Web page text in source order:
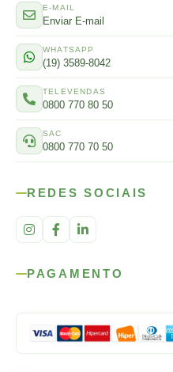
E-MAIL
Enviar E-mail
WHATSAPP
(19) 3589-8042
TELEVENDAS
0800 770 80 50
SAC
0800 770 70 50
REDES SOCIAIS
PAGAMENTO